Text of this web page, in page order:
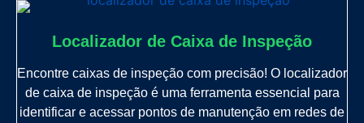
Localizador de Caixa de Inspeção
Encontre caixas de inspeção com precisão! O localizador
de caixa de inspeção é uma ferramenta essencial para
identificar e acessar pontos de manutenção em redes de